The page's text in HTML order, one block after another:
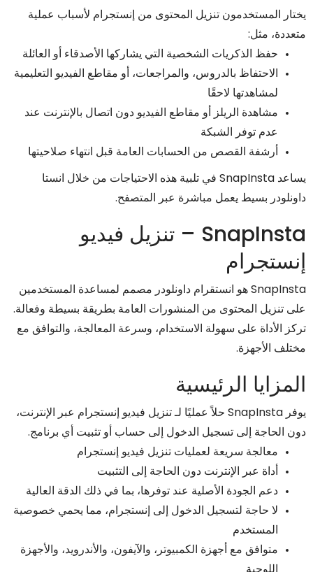
يختار المستخدمون تنزيل المحتوى من إنستجرام لأسباب عملية
متعددة، مثل:
حفظ الذكريات الشخصية التي يشاركها الأصدقاء أو العائلة
الاحتفاظ بالدروس، والمراجعات، أو مقاطع الفيديو التعليمية
لمشاهدتها لاحقًا
مشاهدة الريلز أو مقاطع الفيديو دون اتصال بالإنترنت عند
عدم توفر الشبكة
أرشفة القصص من الحسابات العامة قبل انتهاء صلاحيتها
يساعد SnapInsta في تلبية هذه الاحتياجات من خلال انستا
داونلودر بسيط يعمل مباشرة عبر المتصفح.
SnapInsta – تنزيل فيديو
إنستجرام
SnapInsta هو انستقرام داونلودر مصمم لمساعدة المستخدمين
على تنزيل المحتوى من المنشورات العامة بطريقة بسيطة وفعالة.
تركز الأداة على سهولة الاستخدام، وسرعة المعالجة، والتوافق مع
مختلف الأجهزة.
المزايا الرئيسية
يوفر SnapInsta حلاً عمليًا لـ تنزيل فيديو إنستجرام عبر الإنترنت،
دون الحاجة إلى تسجيل الدخول إلى حساب أو تثبيت أي برنامج.
معالجة سريعة لعمليات تنزيل فيديو إنستجرام
أداة عبر الإنترنت دون الحاجة إلى التثبيت
دعم الجودة الأصلية عند توفرها، بما في ذلك الدقة العالية
لا حاجة لتسجيل الدخول إلى إنستجرام، مما يحمي خصوصية
المستخدم
متوافق مع أجهزة الكمبيوتر، والآيفون، والأندرويد، والأجهزة
اللوحية